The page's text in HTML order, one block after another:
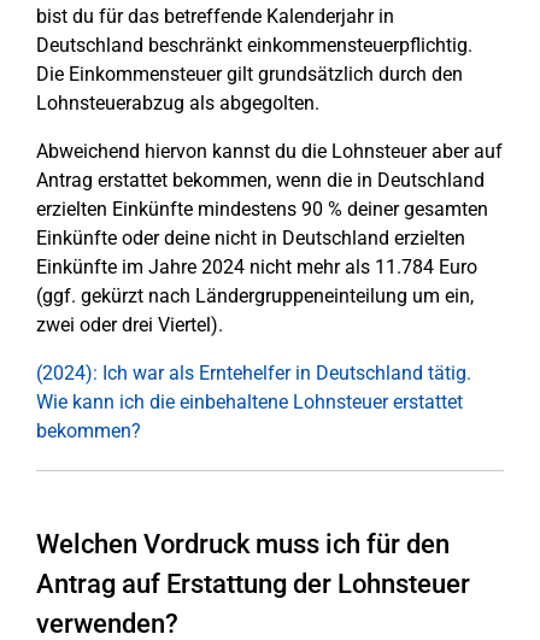
bist du für das betreffende Kalenderjahr in
Deutschland beschränkt einkommensteuerpflichtig.
Die Einkommensteuer gilt grundsätzlich durch den
Lohnsteuerabzug als abgegolten.
Abweichend hiervon kannst du die Lohnsteuer aber auf
Antrag erstattet bekommen, wenn die in Deutschland
erzielten Einkünfte mindestens 90 % deiner gesamten
Einkünfte oder deine nicht in Deutschland erzielten
Einkünfte im Jahre 2024 nicht mehr als 11.784 Euro
(ggf. gekürzt nach Ländergruppeneinteilung um ein,
zwei oder drei Viertel).
(2024): Ich war als Erntehelfer in Deutschland tätig.
Wie kann ich die einbehaltene Lohnsteuer erstattet
bekommen?
Welchen Vordruck muss ich für den
Antrag auf Erstattung der Lohnsteuer
verwenden?